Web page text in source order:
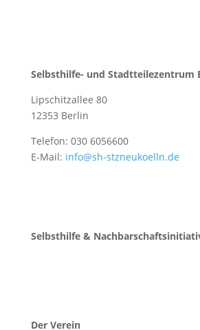
Selbsthilfe- und Stadtteilezentrum
Lipschitzallee 80
12353 Berlin
Telefon: 030 6056600
E-Mail: info@sh-stzneukoelln.de
Selbsthilfe &
Der Verein